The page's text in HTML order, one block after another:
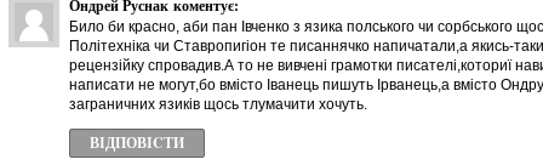
Ондрей Руснак коментує:
Било би красно, аби пан Івченко з язика полського чи сорбського
Політехніка чи Ставропигіон те писаннячко напичатали,а якись-
рецензійку спровадив.А то не вивчені грамотки писателі,коториї
написати не могут,бо вмісто Іванець пишуть Ірванець,а вмісто
заграничних язиків щось тлумачити хочуть.
ВІДПОВІCТИ